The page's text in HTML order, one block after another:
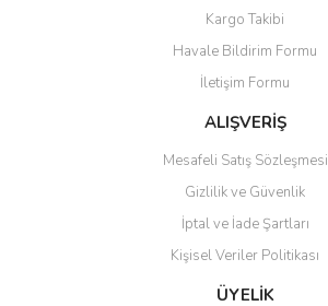
Kargo Takibi
Havale Bildirim Formu
İletişim Formu
ALIŞVERİŞ
Mesafeli Satış Sözleşmesi
Gizlilik ve Güvenlik
İptal ve İade Şartları
Kişisel Veriler Politikası
ÜYELİK